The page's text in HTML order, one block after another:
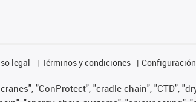
legal Términos y condiciones
"ConProtect", "cradle-chain", "CTD",